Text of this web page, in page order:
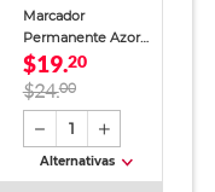
Marcador
Permanente Azor
Signal Xtra / Punta
cincel / Negro / 1
pieza
$19.20
$24.00
1
Alternativas